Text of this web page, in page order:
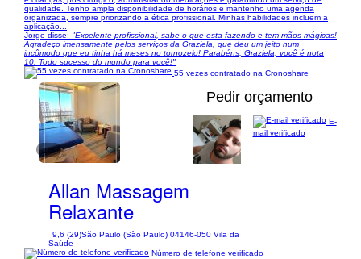
qualidade. Tenho ampla disponibilidade de horários e mantenho uma agenda
organizada, sempre priorizando a ética profissional. Minhas habilidades incluem a
aplicação...
Jorge disse: "Excelente profissional, sabe o que esta fazendo e tem mãos mágicas!
Agradeço imensamente pelos serviços da Graziela, que deu um jeito num
incômodo que eu tinha há meses no tornozelo! Parabéns, Graziela, você é nota
10. Todo sucesso do mundo para você!"
55 vezes contratado na Cronoshare
1/5
Pedir orçamento
Allan Massagem
Relaxante
9,6 (29)São Paulo (São Paulo) 04146-050 Vila da
Saúde
E-
mail verificado
Número de telefone verificado